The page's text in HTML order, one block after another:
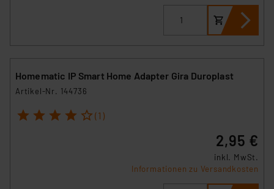
Homematic IP Smart Home Adapter Gira Duroplast
Artikel-Nr. 144736
1 2 3 4 5 (1)
2,95 €
inkl. MwSt.
Informationen zu Versandkosten